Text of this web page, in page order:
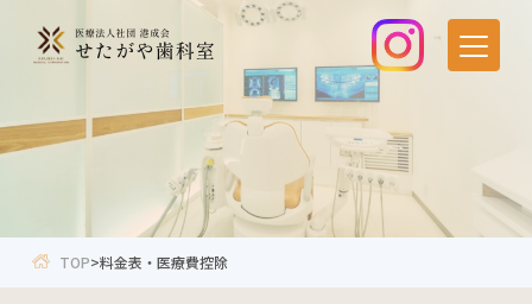
TOP
アクセス・医院紹介
当院が選ばれる理由
スタッフ紹介
料金表
採用情報
TOP>料金表・医療費控除